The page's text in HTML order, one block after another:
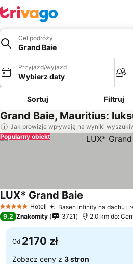
Cel podróży
Grand Baie
Przyjazd/wyjazd
Wybierz daty
Sortuj Filtruj
Grand Baie, Mauritius:
Jak prowizje wpływają na wyniki
Popularny obiekt
5 KategoriaHotel Basen infinity na dachu i
LUX* Grand Baie
9,2 Znakomity 3721 2.0 km do:
Od 2170 zł
Zobacz ceny z 3 stron